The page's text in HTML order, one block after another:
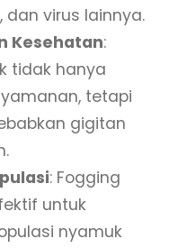
dan virus lainnya.
Kesehatan:
tidak hanya
tetapi
gigitan
: Fogging
untuk
nyamuk